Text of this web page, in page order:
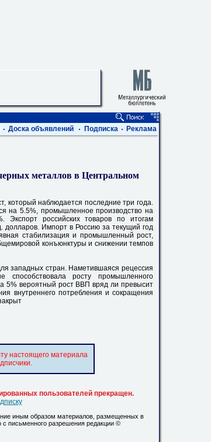
Доска объявлений Подписка Реклама
металлов в Центральном
который наблюдается последние три года.
на 5.5%, промышленное производство на
Экспорт российских товаров по итогам
долларов. Импорт в Россию за текущий год
стабилизация и промышленный рост,
конъюнктуры и снижении темпов
западных стран. Наметившаяся рецессия
способствовала росту промышленного
5% вероятный рост ВВП вряд ли превысит
внутреннего потребления и сокращения
настоящего материала
пользователей прекращен.
иным образом материалов, размещенных в
с письменного разрешения редакции ©